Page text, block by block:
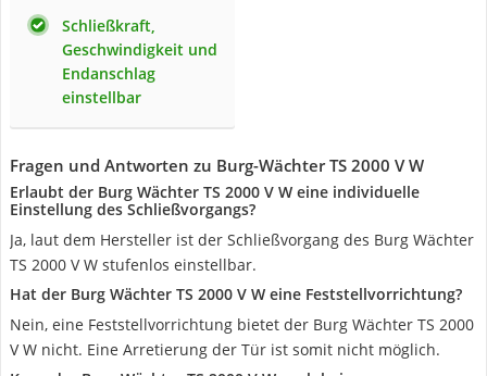
Schließkraft,
Geschwindigkeit und
Endanschlag
einstellbar
Fragen und Antworten zu Burg-Wächter TS 2000 V W
Erlaubt der Burg Wächter TS 2000 V W eine individuelle
Einstellung des Schließvorgangs?
Ja, laut dem Hersteller ist der Schließvorgang des Burg Wächter
TS 2000 V W stufenlos einstellbar.
Hat der Burg Wächter TS 2000 V W eine Feststellvorrichtung?
Nein, eine Feststellvorrichtung bietet der Burg Wächter TS 2000
V W nicht. Eine Arretierung der Tür ist somit nicht möglich.